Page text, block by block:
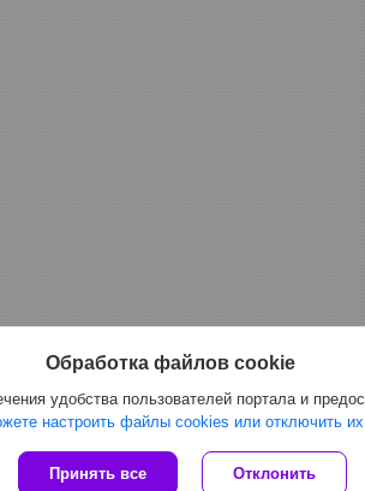
Сайт создан на платформе Deal.by
Обработка файлов cookie
удобства пользователей портала и
настроить файлы cookies или отключить
Принять все Отклонить